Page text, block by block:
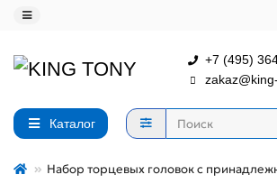
+7 (495)
Каталог
Набор торцевых головок с